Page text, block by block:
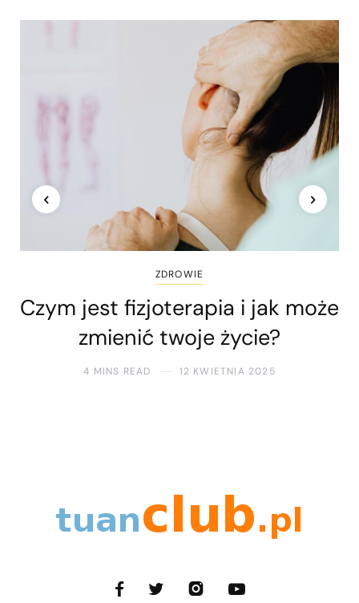
ZDROWIE
Czym jest fizjoterapia i jak może
zmienić twoje życie?
4 MINS READ 12 KWIETNIA 2025